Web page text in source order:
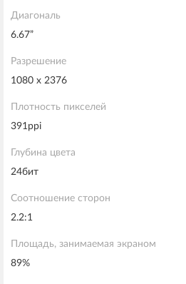
Диагональ
6.67”
Разрешение
1080 x 2376
Плотность пикселей
391ppi
Глубина цвета
24бит
Соотношение сторон
2.2:1
Площадь, занимаемая экраном
89%